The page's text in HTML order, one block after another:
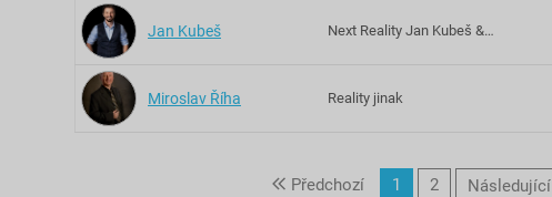
Jan Kubeš Next Reality Jan Kubeš &…
Miroslav Říha Reality jinak
Předchozí 1 2 Následující